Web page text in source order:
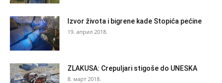
Izvor života i bigrene kade Stopića pećine
19. април 2018.
ZLAKUSA: Crepuljari stigoše do UNESKA
8. март 2018.